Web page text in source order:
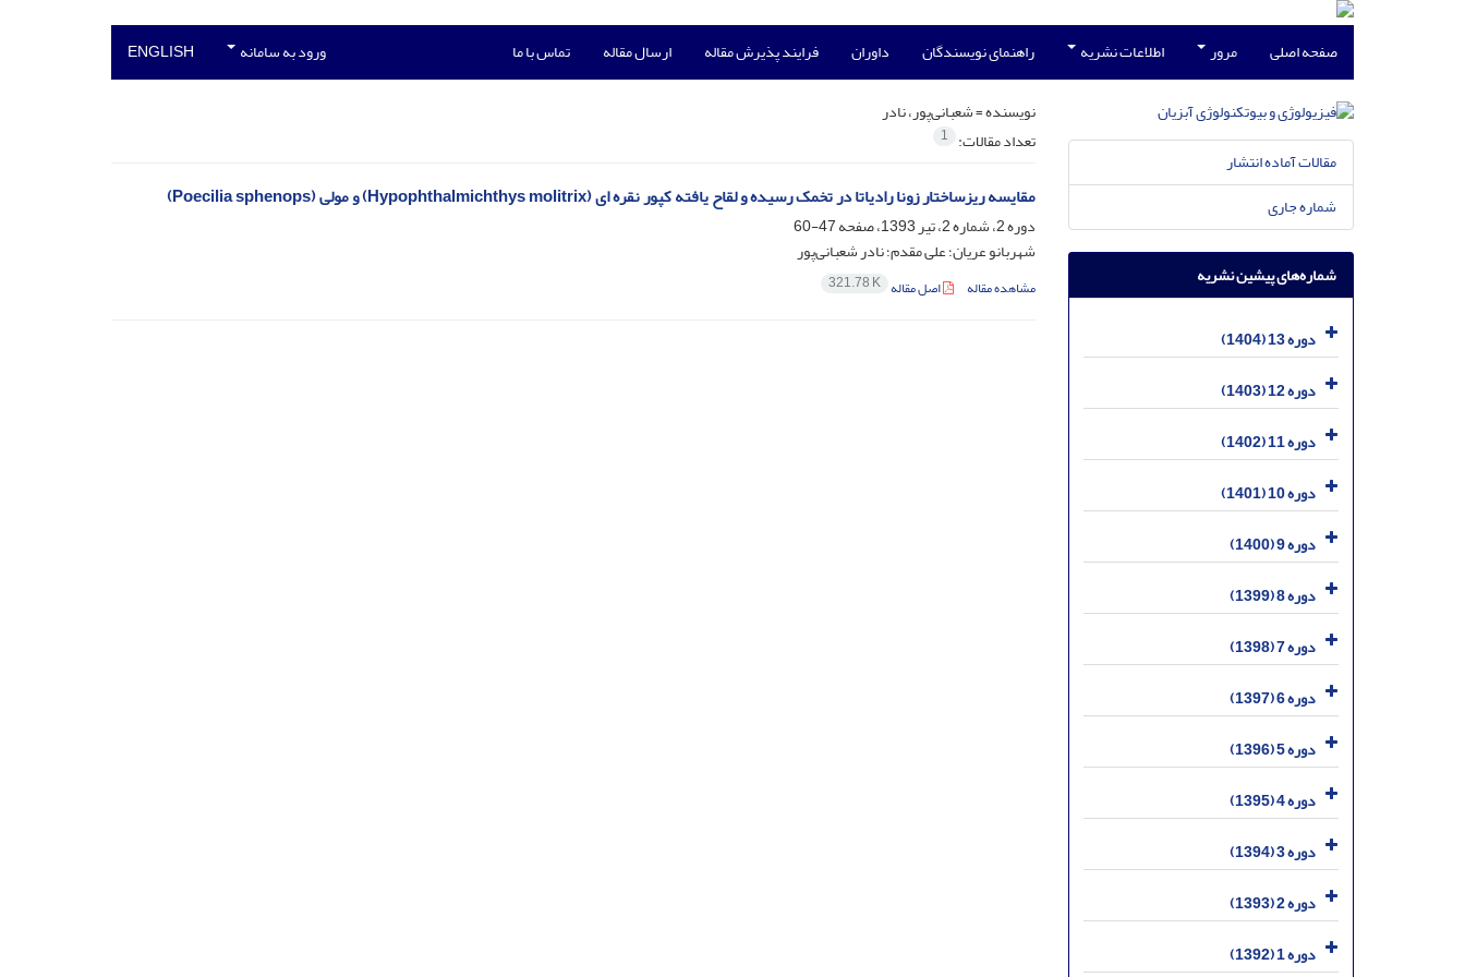
صفحه اصلی مرور اطلاعات نشریه راهنمای نویسندگان داوران فرایند پذیرش مقاله ارسال مقاله تماس با ما ورود به سامانه ENGLISH
نویسنده =شعبانی‌پور، نادر
تعداد مقالات: 1
مقایسه ریزساختار زونا رادیاتا در تخمک رسیده و لقاح یافته کپور نقره ای (Hypophthalmichthys molitrix) و مولی (Poecilia sphenops)
دوره 2، شماره 2، تیر 1393، صفحه
47-60
شهربانو عریان؛ علی مقدم؛ نادر شعبانی‌پور
مشاهده مقاله اصل مقاله 321.78 K
مقالات آماده انتشار
شماره جاری
شماره‌های پیشین نشریه
دوره 13 (1404)
دوره 12 (1403)
دوره 11 (1402)
دوره 10 (1401)
دوره 9 (1400)
دوره 8 (1399)
دوره 7 (1398)
دوره 6 (1397)
دوره 5 (1396)
دوره 4 (1395)
دوره 3 (1394)
دوره 2 (1393)
دوره 1 (1392)